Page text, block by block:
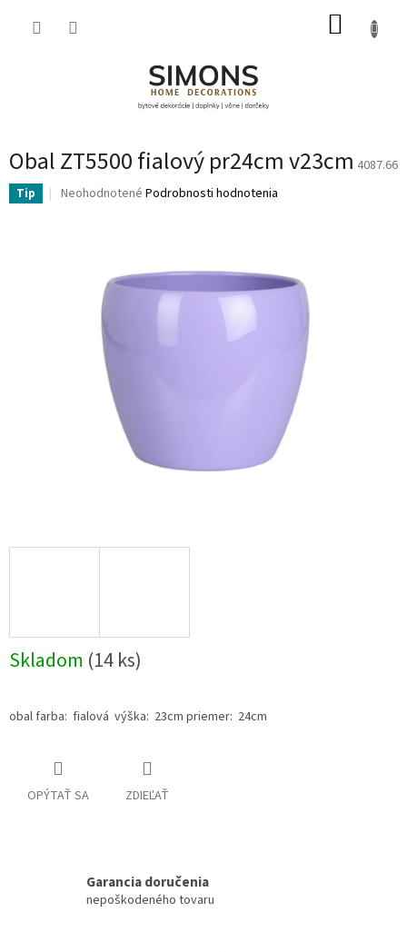
Obal ZT5500 fialový pr24cm v23cm 4087.66
Tip
Priemerné
hviezdičiek.
Neohodnotené Podrobnosti hodnotenia
Skladom (14 ks)
obal farba: fialová výška: 23cm priemer: 24cm
OPÝTAŤ SA ZDIEĽAŤ
Garancia doručenia
nepoškodeného tovaru